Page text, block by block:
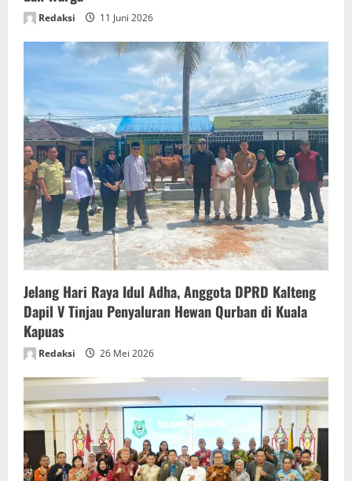
Redaksi 11 Juni 2026
Jelang Hari Raya Idul Adha, Anggota DPRD Kalteng
Dapil V Tinjau Penyaluran Hewan Qurban di Kuala
Kapuas
Redaksi 26 Mei 2026